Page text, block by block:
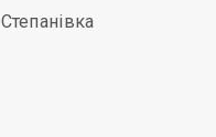
Степанівка